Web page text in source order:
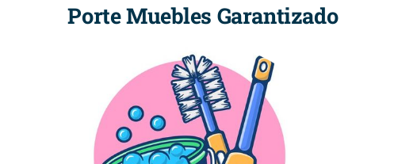
Porte Muebles Garantizado